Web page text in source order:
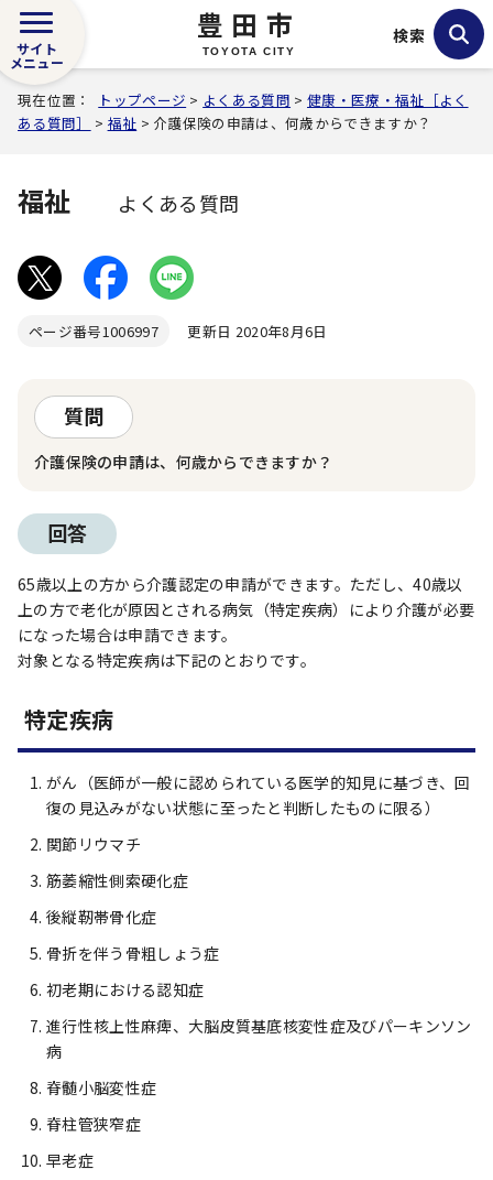
豊田市
TOYOTA CITY
サイト
メニュー
検索
現在位置： トップページ > よくある質問 >健康・医療・福祉［よく
ある質問］
> 福祉 > 介護保険の申請は、何歳からできますか？
福祉 よくある質問
ページ番号1006997 更新日 2020年8月6日
質問
介護保険の申請は、何歳からできますか？
回答
65歳以上の方から介護認定の申請ができます。ただし、40歳以
上の方で老化が原因とされる病気（特定疾病）により介護が必要
になった場合は申請できます。
対象となる特定疾病は下記のとおりです。
特定疾病
がん（医師が一般に認められている医学的知見に基づき、回
復の見込みがない状態に至ったと判断したものに限る）
関節リウマチ
筋萎縮性側索硬化症
後縦靭帯骨化症
骨折を伴う骨粗しょう症
初老期における認知症
進行性核上性麻痺、大脳皮質基底核変性症及びパーキンソン
病
脊髄小脳変性症
脊柱管狭窄症
早老症